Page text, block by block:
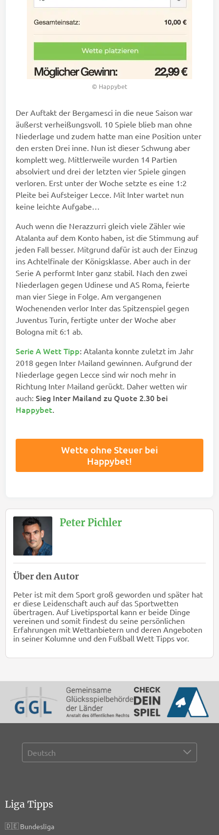
© Happybet
Der Auftakt der Bergamesci in die neue Saison war
äußerst verheißungsvoll. 10 Spiele blieb man ohne
Niederlage und zudem hatte man eine Position unter
den ersten Drei inne. Nun ist dieser Schwung aber
komplett weg. Mittlerweile wurden 14 Partien
absolviert und drei der letzten vier Spiele gingen
verloren. Erst unter der Woche setzte es eine 1:2
Pleite bei Aufsteiger Lecce. Mit Inter wartet nun
keine leichte Aufgabe…
Auch wenn die Nerazzurri gleich viele Zähler wie
Atalanta auf dem Konto haben, ist die Stimmung auf
jeden Fall besser. Mitgrund dafür ist auch der Einzug
ins Achtelfinale der Königsklasse. Aber auch in der
Serie A performt Inter ganz stabil. Nach den zwei
Niederlagen gegen Udinese und AS Roma, feierte
man vier Siege in Folge. Am vergangenen
Wochenenden verlor Inter das Spitzenspiel gegen
Juventus Turin, fertigte unter der Woche aber
Bologna mit 6:1 ab.
Serie A Wett Tipp: Atalanta konnte zuletzt im Jahr
2018 gegen Inter Mailand gewinnen. Aufgrund der
Niederlage gegen Lecce sind wir noch mehr in
Richtung Inter Mailand gerückt. Daher wetten wir
auch: Sieg Inter Mailand zu Quote 2.30 bei
Happybet.
Wette ohne Steuer bei
Happybet!
Peter Pichler
Über den Autor
Peter ist mit dem Sport groß geworden und später hat
er diese Leidenschaft auch auf das Sportwetten
übertragen. Auf Livetipsportal kann er beide Dinge
vereinen und somit findest du seine persönlichen
Erfahrungen mit Wettanbietern und deren Angeboten
in seiner Kolumne und den Fußball Wett Tipps vor.
Liga Tipps
🇩🇪Bundesliga